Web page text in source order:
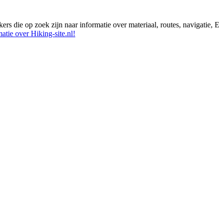
die op zoek zijn naar informatie over materiaal, routes,
over Hiking-site.nl!